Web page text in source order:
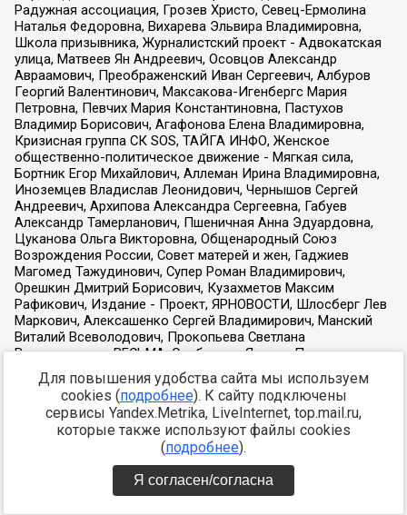
Для повышения удобства сайта мы используем
cookies (подробнее). К сайту подключены
сервисы Yandex.Metrika, LiveInternet, top.mail.ru,
которые также используют файлы cookies
(подробнее).
Я согласен/согласна